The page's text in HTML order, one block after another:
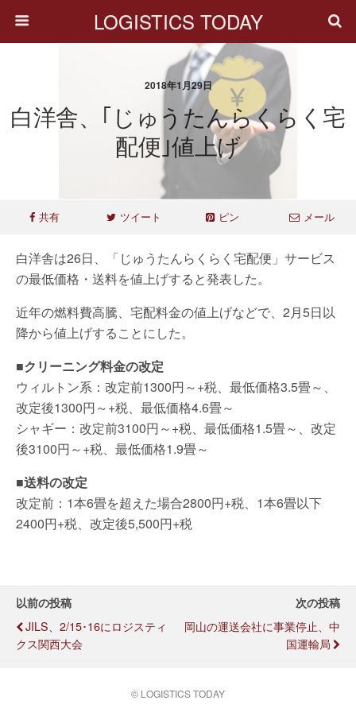
LOGISTICS TODAY
2018年1月29日
白洋舎、｢じゅうたんらくらく宅
配便｣値上げ
共有 ツイート ピン メール
白洋舎は26日、「じゅうたんらくらく宅配便」サービス
の最低価格・送料を値上げすると発表した。
近年の燃料費高騰、宅配料金の値上げなどで、2月5日以
降から値上げすることにした。
■クリーニング料金の改定
ウィルトン系：改定前1300円～+税、最低価格3.5畳～、
改定後1300円～+税、最低価格4.6畳～
シャギー：改定前3100円～+税、最低価格1.5畳～、改定
後3100円～+税、最低価格1.9畳～
■送料の改定
改定前：1本6畳を超えた場合2800円+税、1本6畳以下
2400円+税、改定後5,500円+税
以前の投稿
JILS、2/15･16にロジスティ
クス関西大会
次の投稿
岡山の運送会社に事業停止、中
国運輸局
© LOGISTICS TODAY